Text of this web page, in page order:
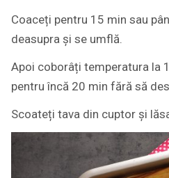
Coaceți pentru 15 min sau
deasupra și se umflă.
Apoi coborâți temperatura la
pentru încă 20 min fără să
Scoateți tava din cuptor și